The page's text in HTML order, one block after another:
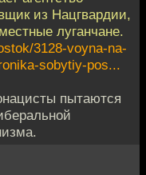
из Нацгвардии,
луганчане.
3128-voyna-na-
sobytiy-pos...
пытаются